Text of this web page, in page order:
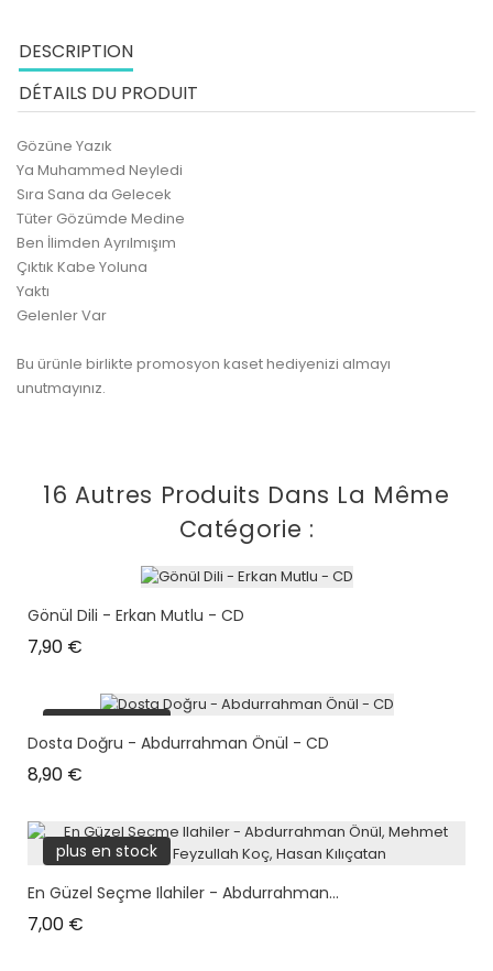
DESCRIPTION
DÉTAILS DU PRODUIT
Gözüne Yazık
Ya Muhammed Neyledi
Sıra Sana da Gelecek
Tüter Gözümde Medine
Ben İlimden Ayrılmışım
Çıktık Kabe Yoluna
Yaktı
Gelenler Var
Bu ürünle birlikte promosyon kaset hediyenizi almayı
unutmayınız.
16 Autres Produits Dans La Même
Catégorie :
Gönül Dili - Erkan Mutlu - CD
7,90 €
plus en stock
Dosta Doğru - Abdurrahman Önül - CD
8,90 €
plus en stock
En Güzel Seçme Ilahiler - Abdurrahman...
7,00 €